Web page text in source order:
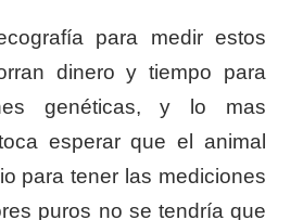
para medir estos
dinero y tiempo para
genéticas, y lo mas
esperar que el animal
para tener las mediciones
puros no se tendría que